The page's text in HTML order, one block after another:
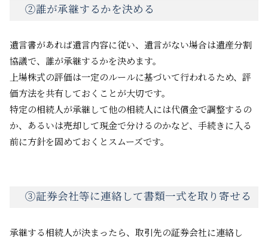
②誰が承継するかを決める
遺言書があれば遺言内容に従い、遺言がない場合は遺産分割
協議で、誰が承継するかを決めます。
上場株式の評価は一定のルールに基づいて行われるため、評
価方法を共有しておくことが大切です。
特定の相続人が承継して他の相続人には代償金で調整するの
か、あるいは売却して現金で分けるのかなど、手続きに入る
前に方針を固めておくとスムーズです。
③証券会社等に連絡して書類一式を取り寄せる
承継する相続人が決まったら、取引先の証券会社に連絡し